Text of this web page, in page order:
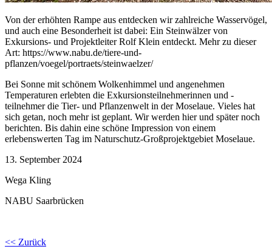
Von der erhöhten Rampe aus entdecken wir zahlreiche Wasservögel,
und auch eine Besonderheit ist dabei: Ein Steinwälzer von
Exkursions- und Projektleiter Rolf Klein entdeckt. Mehr zu dieser
Art: https://www.nabu.de/tiere-und-
pflanzen/voegel/portraets/steinwaelzer/
Bei Sonne mit schönem Wolkenhimmel und angenehmen
Temperaturen erlebten die Exkursionsteilnehmerinnen und -
teilnehmer die Tier- und Pflanzenwelt in der Moselaue. Vieles hat
sich getan, noch mehr ist geplant. Wir werden hier und später noch
berichten. Bis dahin eine schöne Impression von einem
erlebenswerten Tag im Naturschutz-Großprojektgebiet Moselaue.
13. September 2024
Wega Kling
NABU Saarbrücken
<< Zurück